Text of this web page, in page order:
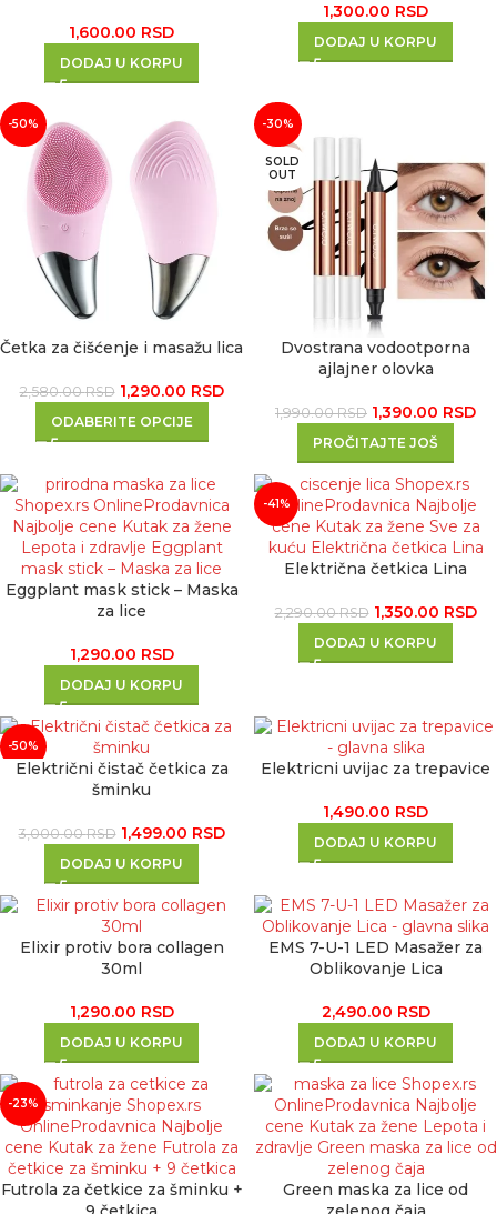
1,600.00 RSD
DODAJ U KORPU
1,300.00 RSD
DODAJ U KORPU
-50%
Četka za čišćenje i masažu lica
2,580.00RSD 1,290.00 RSD
ODABERITE OPCIJE
-30%
SOLD
OUT
Dvostrana vodootporna
ajlajner olovka
1,990.00RSD 1,390.00 RSD
PROČITAJTE JOŠ
Eggplant mask stick – Maska
za lice
1,290.00 RSD
DODAJ U KORPU
-41%
Električna četkica Lina
2,290.00RSD 1,350.00 RSD
DODAJ U KORPU
-50%
Električni čistač četkica za
šminku
3,000.00RSD 1,499.00 RSD
DODAJ U KORPU
Elektricni uvijac za trepavice
1,490.00 RSD
DODAJ U KORPU
Elixir protiv bora collagen
30ml
1,290.00 RSD
DODAJ U KORPU
EMS 7-U-1 LED Masažer za
Oblikovanje Lica
2,490.00 RSD
DODAJ U KORPU
-23%
Futrola za četkice za šminku +
Green maska za lice od